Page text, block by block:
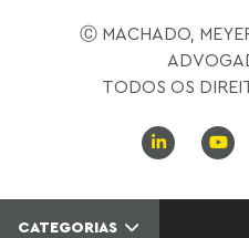
Ⓒ MACHADO,
TODOS OS
CATEGORIAS